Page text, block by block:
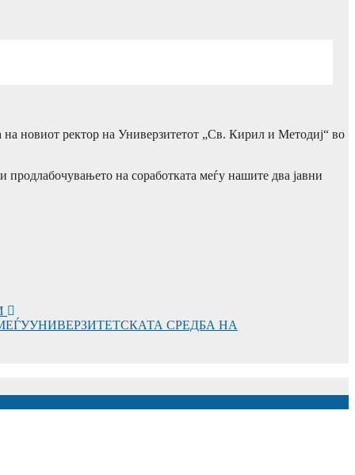
на новиот ректор на Универзитетот „Св. Кирил и Методиј“ во
на соработката меѓу нашите два јавни
СРЕДБА НА